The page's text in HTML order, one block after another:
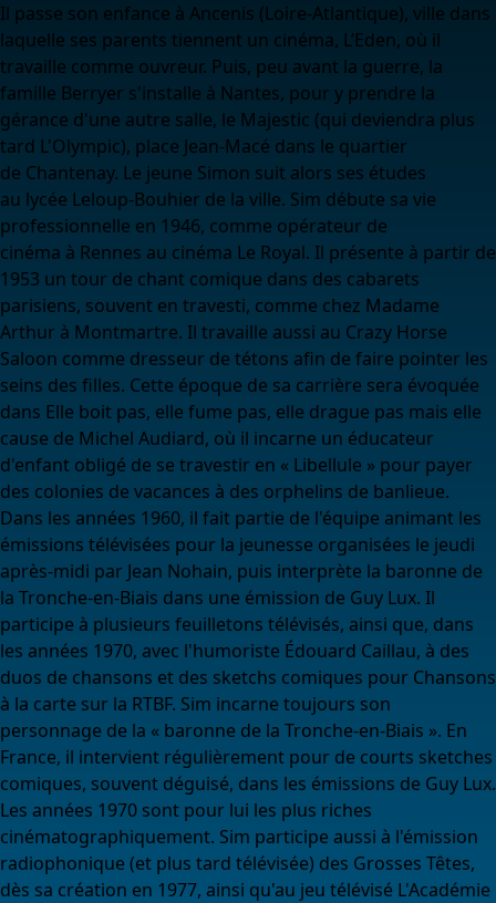
Il passe son enfance à Ancenis (Loire-Atlantique), ville dans
laquelle ses parents tiennent un cinéma, L’Eden, où il
travaille comme ouvreur. Puis, peu avant la guerre, la
famille Berryer s'installe à Nantes, pour y prendre la
gérance d'une autre salle, le Majestic (qui deviendra plus
tard L'Olympic), place Jean-Macé dans le quartier
de Chantenay. Le jeune Simon suit alors ses études
au lycée Leloup-Bouhier de la ville. Sim débute sa vie
professionnelle en 1946, comme opérateur de
cinéma à Rennes au cinéma Le Royal. Il présente à partir de
1953 un tour de chant comique dans des cabarets
parisiens, souvent en travesti, comme chez Madame
Arthur à Montmartre. Il travaille aussi au Crazy Horse
Saloon comme dresseur de tétons afin de faire pointer les
seins des filles. Cette époque de sa carrière sera évoquée
dans Elle boit pas, elle fume pas, elle drague pas mais elle
cause de Michel Audiard, où il incarne un éducateur
d'enfant obligé de se travestir en « Libellule » pour payer
des colonies de vacances à des orphelins de banlieue.
Dans les années 1960, il fait partie de l'équipe animant les
émissions télévisées pour la jeunesse organisées le jeudi
après-midi par Jean Nohain, puis interprète la baronne de
la Tronche-en-Biais dans une émission de Guy Lux. Il
participe à plusieurs feuilletons télévisés, ainsi que, dans
les années 1970, avec l'humoriste Édouard Caillau, à des
duos de chansons et des sketchs comiques pour Chansons
à la carte sur la RTBF. Sim incarne toujours son
personnage de la « baronne de la Tronche-en-Biais ». En
France, il intervient régulièrement pour de courts sketches
comiques, souvent déguisé, dans les émissions de Guy Lux.
Les années 1970 sont pour lui les plus riches
cinématographiquement. Sim participe aussi à l'émission
radiophonique (et plus tard télévisée) des Grosses Têtes,
dès sa création en 1977, ainsi qu'au jeu télévisé L'Académie